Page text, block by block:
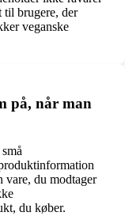
til brugere, der
veganske
på, når man
vare, du modtager
du køber.